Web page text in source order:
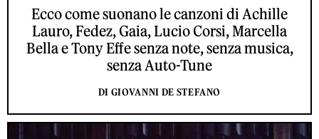
Ecco come suonano le canzoni di Achille
Lauro, Fedez, Gaia, Lucio Corsi, Marcella
Bella e Tony Effe senza note, senza musica,
senza Auto-Tune
DI GIOVANNI DE STEFANO